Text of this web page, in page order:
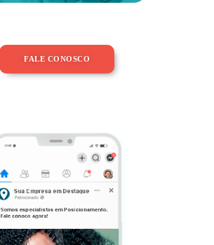
FALE CONOSCO